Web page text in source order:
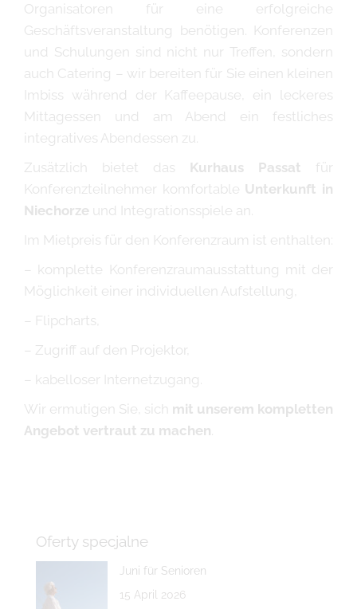
Organisatoren für eine erfolgreiche
Geschäftsveranstaltung benötigen. Konferenzen
und Schulungen sind nicht nur Treffen, sondern
auch Catering – wir bereiten für Sie einen kleinen
Imbiss während der Kaffeepause, ein leckeres
Mittagessen und am Abend ein festliches
integratives Abendessen zu.
Zusätzlich bietet das Kurhaus Passat für
Konferenzteilnehmer komfortable Unterkunft in
Niechorze und Integrationsspiele an.
Im Mietpreis für den Konferenzraum ist enthalten:
– komplette Konferenzraumausstattung mit der
Möglichkeit einer individuellen Aufstellung,
– Flipcharts,
– Zugriff auf den Projektor,
– kabelloser Internetzugang.
Wir ermutigen Sie, sich mit unserem kompletten
Angebot vertraut zu machen.
Oferty specjalne
Juni für Senioren
15 April 2026